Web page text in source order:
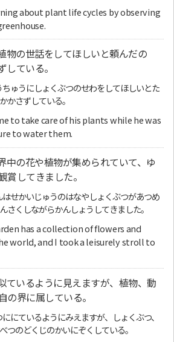
about plant life cycles by observing
物の世話をしてほしいと頼んだの
ている。
ゅうにしょくぶつのせわをしてほしいとた
かさずしている。
to take care of his plants while he was
to water them.
中の花や植物が集められていて、ゆ
賞してきました。
せかいじゅうのはなやしょくぶつがあつめ
さくしながらかんしょうしてきました。
has a collection of flowers and
world, and I took a leisurely stroll to
ているように見えますが、植物、動
の界に属している。
にているようにみえますが、しょくぶつ、
つのどくじのかいにぞくしている。